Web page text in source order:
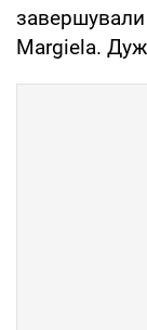
Margiela.